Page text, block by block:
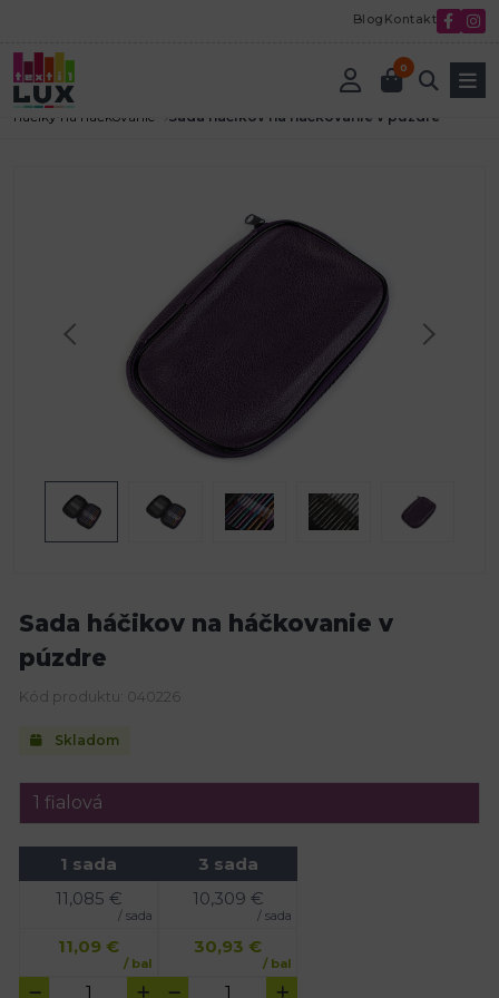
Blog Kontakt
0
Úvod
Pletenie a háčkovanie
háčiky na háčkovanie
Sada háčikov na háčkovanie v púzdre
Sada háčikov na háčkovanie v
púzdre
Kód produktu: 040226
Skladom
1 sada
11,085 €
/ sada
11,09 €
/ bal
3 sada
10,309 €
/ sada
30,93 €
/ bal